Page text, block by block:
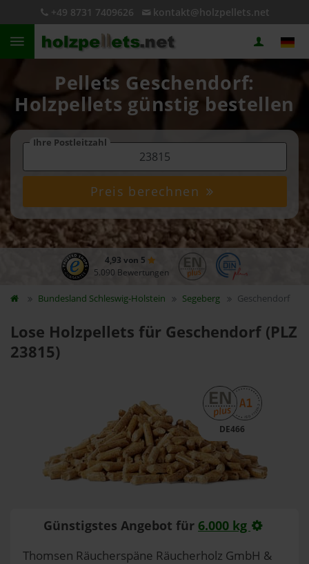
+49 8731 7409626 kontakt@holzpellets.net
Pellets Geschendorf:
Holzpellets günstig bestellen
Ihre Postleitzahl
Preis berechnen
4,93 von 5
5.090 Bewertungen
Bundesland Schleswig-Holstein Segeberg Geschendorf
Lose Holzpellets für Geschendorf (PLZ
23815)
DE466
Günstigstes Angebot für 6.000 kg
Thomsen Räucherspäne Räucherholz GmbH &